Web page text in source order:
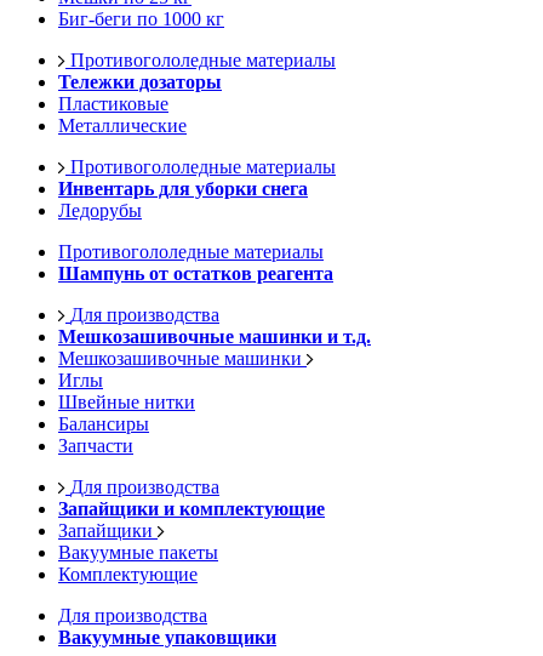
Биг-беги по 1000 кг
Противогололедные материалы
Тележки дозаторы
Пластиковые
Металлические
Противогололедные материалы
Инвентарь для уборки снега
Ледорубы
Противогололедные материалы
Шампунь от остатков реагента
Для производства
Мешкозашивочные машинки и т.д.
Мешкозашивочные машинки
Иглы
Швейные нитки
Балансиры
Запчасти
Для производства
Запайщики и комплектующие
Запайщики
Вакуумные пакеты
Комплектующие
Для производства
Вакуумные упаковщики